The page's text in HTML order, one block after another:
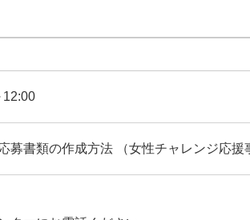
12:00
募書類の作成方法 （女性チャレンジ応援